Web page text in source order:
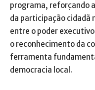
programa, reforçando
da participação cidadã
entre o poder
o reconhecimento da
ferramenta
democracia local.